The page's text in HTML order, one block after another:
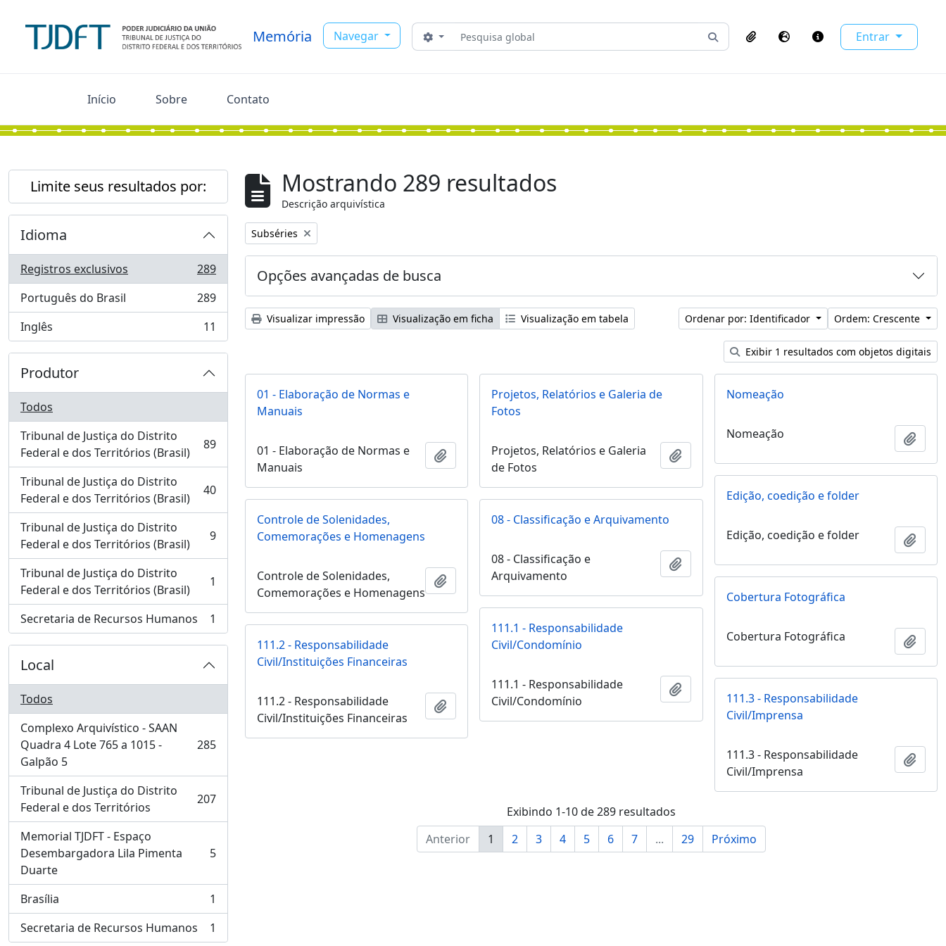
Memória Navegar Buscar
Opções de busca Busque na página de navegação
ClipboardIdioma Atalhos Entrar
Início Sobre Contato
Limite seus resultados por:
Idioma
Registros exclusivos
, 289 resultados
289
Português do Brasil
, 289 resultados
289
Inglês
, 11 resultados 11
Produtor
Todos
Tribunal de Justiça do Distrito
Federal e dos Territórios (Brasil)
, 89 resultados 89
Tribunal de Justiça do Distrito
Federal e dos Territórios (Brasil)
, 40 resultados 40
Tribunal de Justiça do Distrito
Federal e dos Territórios (Brasil)
, 9 resultados 9
Tribunal de Justiça do Distrito
Federal e dos Territórios (Brasil)
, 1 resultados 1
Secretaria de Recursos Humanos
, 1 resultados 1
Local
Todos
Complexo Arquivístico - SAAN
Quadra 4 Lote 765 a 1015 -
Galpão 5
, 285 resultados 285
Tribunal de Justiça do Distrito
Federal e dos Territórios
, 207 resultados 207
Memorial TJDFT - Espaço
Desembargadora Lila Pimenta
Duarte
, 5 resultados 5
Brasília
, 1 resultados
1
Secretaria de Recursos Humanos
, 1 resultados 1
Mostrando 289 resultados
Descrição arquivística
Remover filtro:
Subséries
Opções avançadas de busca
Visualizar impressão Visualização em ficha Visualização em tabela Ordenar por: Identificador Ordem: Crescente
Exibir 1 resultados com objetos digitais
01 - Elaboração de Normas e
Manuais
01 - Elaboração de Normas e
Manuais
Adicionar a área de transferência
Projetos, Relatórios e Galeria de
Fotos
Projetos, Relatórios e Galeria
de Fotos
Adicionar a área de transferência
Nomeação
Nomeação
Edição, coedição e folder
Edição, coedição e folder
Controle de Solenidades,
Comemorações e Homenagens
Controle de Solenidades,
Comemorações e Homenagens
Adicionar a área de transferência
08 - Classificação e Arquivamento
08 - Classificação e
Arquivamento
Adicionar a área de transferência
Cobertura Fotográfica
Cobertura Fotográfica
111.1 - Responsabilidade
Civil/Condomínio
111.1 - Responsabilidade
Civil/Condomínio
Adicionar a área de transferência
111.2 - Responsabilidade
Civil/Instituições Financeiras
111.2 - Responsabilidade
Civil/Instituições Financeiras
Adicionar a área de transferência
111.3 - Responsabilidade
Civil/Imprensa
111.3 - Responsabilidade
Civil/Imprensa
Exibindo 1-10 de 289 resultados
Anterior
1 2 3 4 5 6 7 ... 29 Próximo